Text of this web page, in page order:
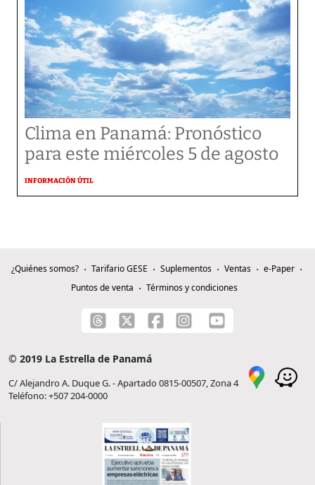
Clima en Panamá: Pronóstico
para este miércoles 5 de agosto
INFORMACIÓN ÚTIL
¿Quiénes somos? Tarifario GESE Suplementos Ventas
e-Paper
Puntos de venta
Términos y condiciones
© 2019 La Estrella de Panamá
C/ Alejandro A. Duque G. - Apartado 0815-00507, Zona 4
Teléfono: +507 204-0000